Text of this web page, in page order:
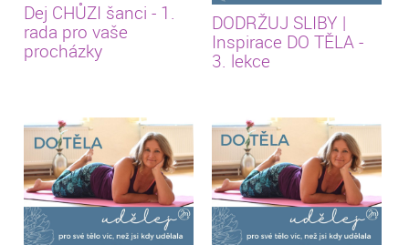
Dej CHŮZI šanci - 1.
rada pro vaše
procházky
DODRŽUJ SLIBY |
Inspirace DO TĚLA -
3. lekce